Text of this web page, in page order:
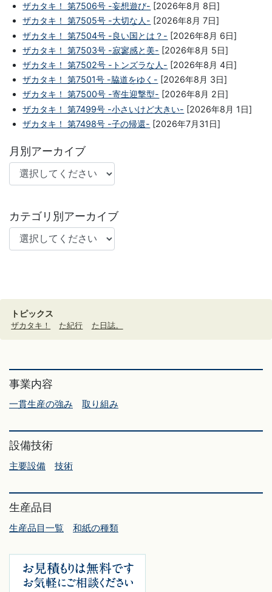
ザカタキ！ 第7506号 -妄想遊び- [2026年8月 8日]
ザカタキ！ 第7505号 -大切な人- [2026年8月 7日]
ザカタキ！ 第7504号 -良い国とは？- [2026年8月 6日]
ザカタキ！ 第7503号 -寂寥感と美- [2026年8月 5日]
ザカタキ！ 第7502号 -トンズラな人- [2026年8月 4日]
ザカタキ！ 第7501号 -脇道をゆく- [2026年8月 3日]
ザカタキ！ 第7500号 -寄生迎撃型- [2026年8月 2日]
ザカタキ！ 第7499号 -小さいけど大きい- [2026年8月 1日]
ザカタキ！ 第7498号 -子の帰還- [2026年7月31日]
月別アーカイブ
カテゴリ別アーカイブ
トピックス
ザカタキ！ た紀行 た日誌。
事業内容
一貫生産の強み 取り組み
設備技術
主要設備 技術
生産品目
生産品目一覧 和紙の種類